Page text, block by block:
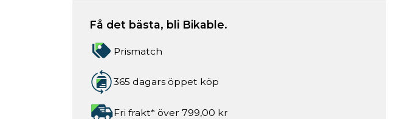
Få det bästa, bli Bikable.
Prismatch
365 dagars öppet köp
Fri frakt* över 799,00 kr